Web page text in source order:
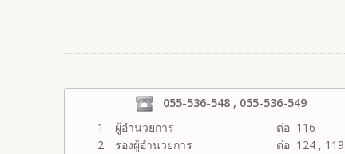
055-536-548 , 055-536-549
1
ผู้อำนวยการ
ต่อ 116
2
รองผู้อำนวยการ
ต่อ 124 , 119